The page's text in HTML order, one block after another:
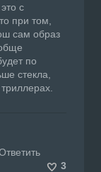
с
при том,
сам образ
по
стекла,
3